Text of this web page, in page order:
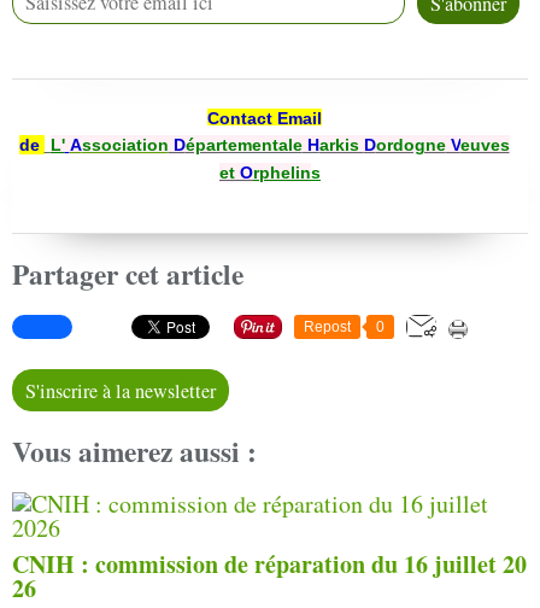
Contact Email
de
L' Association DépartementaleHarkis DordogneVeuves
et Orphelins
Partager cet article
Repost 0
S'inscrire à la newsletter
Vous aimerez aussi :
CNIH : commission de réparation du 16 juillet 20
26